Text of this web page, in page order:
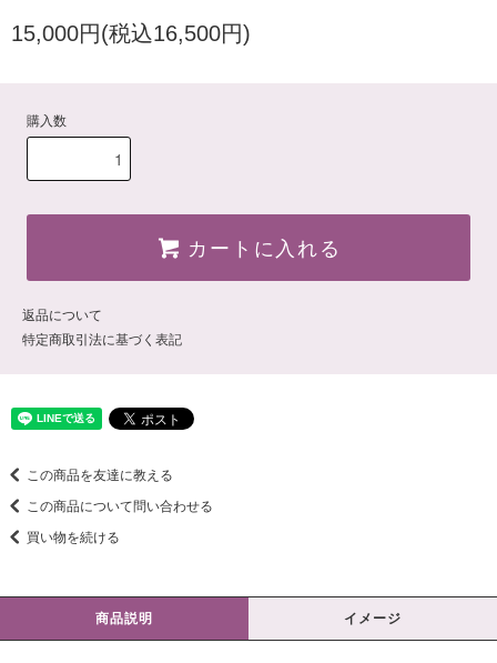
15,000円(税込16,500円)
購入数
カートに入れる
返品について
特定商取引法に基づく表記
この商品を友達に教える
この商品について問い合わせる
買い物を続ける
商品説明 イメージ